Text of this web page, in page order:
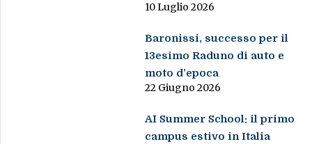
10 Luglio 2026
Baronissi, successo per il
13esimo Raduno di auto e
moto d’epoca
22 Giugno 2026
AI Summer School: il primo
campus estivo in Italia